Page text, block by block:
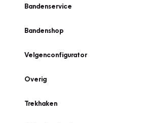
Bandenservice
Bandenshop
Velgenconfigurator
Overig
Trekhaken